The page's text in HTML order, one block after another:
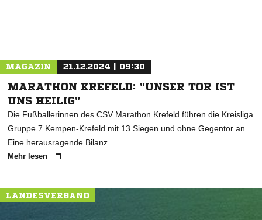
MAGAZIN 21.12.2024 | 09:30
MARATHON KREFELD: "UNSER TOR IST
UNS HEILIG"
Die Fußballerinnen des CSV Marathon Krefeld führen die Kreisliga
Gruppe 7 Kempen-Krefeld mit 13 Siegen und ohne Gegentor an.
Eine herausragende Bilanz.
Mehr lesen
LANDESVERBAND